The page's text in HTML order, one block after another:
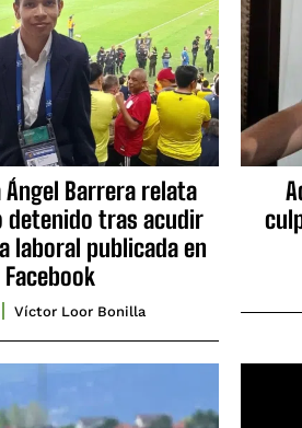
Barrera relata
detenido tras acudir
laboral publicada en
Facebook
Víctor Loor Bonilla